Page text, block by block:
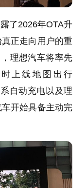
了2026年OTA升
正走向用户的重
理想汽车将率先
上线地图出行
自动充电以及理
开始具备主动完